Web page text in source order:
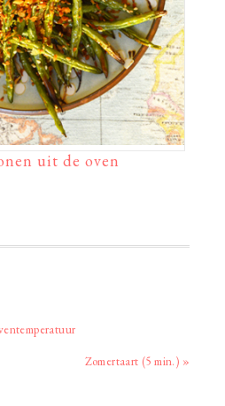
uit de oven
Volgend
Zomertaart (5 min.) »